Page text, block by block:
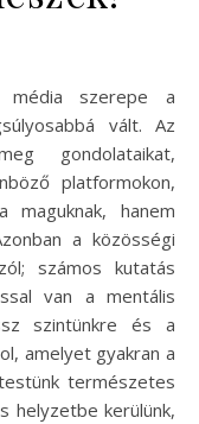
vált. Az
gondolataikat,
platformokon,
maguknak, hanem
a közösségi
számos kutatás
van a mentális
szintünkre és a
amelyet gyakran a
természetes
helyzetbe kerülünk,